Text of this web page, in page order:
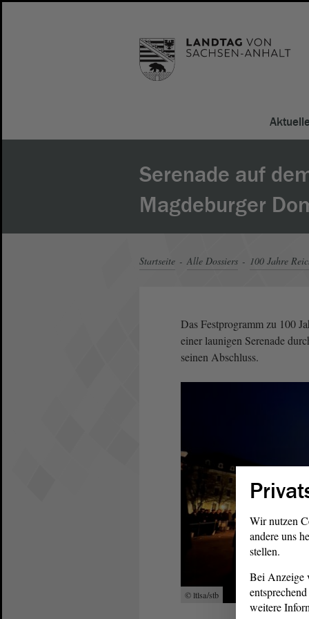
Serenade auf
Magdeburger
Startseite Alle Dossiers 100 Jahre
Das Festprogramm zu 100
einer launigen Serenade
seinen Abschluss.
© ltlsa/stb
Wir nutzen
andere uns
stellen.
Bei Anzeige
weitere